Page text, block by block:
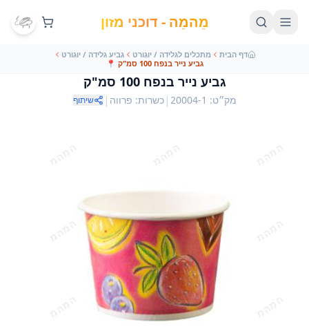
מֵהמֵה - דוכני מזון
דף הבית מתכלים לגלידה / יוגורט
גביע גלידה / יוגורט
גביע נייר בנפח 100 סמ"ק
📍
גביע נייר בנפח 100 סמ"ק
מק״ט:
20004-1
|כשרות: פרווה | שיתוף